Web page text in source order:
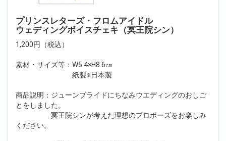
プリンスレターズ・フロムアイドル
ウェディングボイスチェキ（冥王院シン）
1,200円（税込）
素材・サイズ等：W5.4×H8.6㎝
紙製※日本製
商品説明：ジューンブライドにちなみウエディングのおしご
とをしました。
冥王院シンが考えた理想のプロポーズをお楽しみ
ください。